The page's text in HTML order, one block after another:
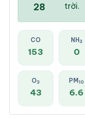
Mây đen u ám
28
trời.
CO
153
NH 3
0
O3
43
PM 10
6.6